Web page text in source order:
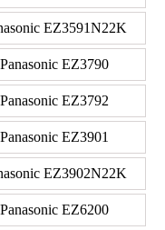
EZ3591N22K
Panasonic EZ3790
Panasonic EZ3792
Panasonic EZ3901
EZ3902N22K
Panasonic EZ6200